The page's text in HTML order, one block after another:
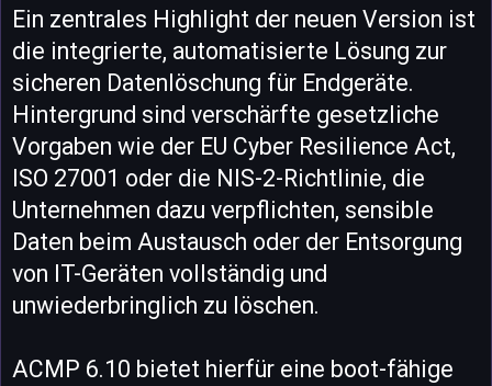
Ein zentrales Highlight der neuen Version ist
die integrierte, automatisierte Lösung zur
sicheren Datenlöschung für Endgeräte.
Hintergrund sind verschärfte gesetzliche
Vorgaben wie der EU Cyber Resilience Act,
ISO 27001 oder die NIS-2-Richtlinie, die
Unternehmen dazu verpflichten, sensible
Daten beim Austausch oder der Entsorgung
von IT-Geräten vollständig und
unwiederbringlich zu löschen.
ACMP 6.10 bietet hierfür eine boot-fähige